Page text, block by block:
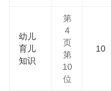
幼儿
育儿
知识
第
4
页
第
10
位
10